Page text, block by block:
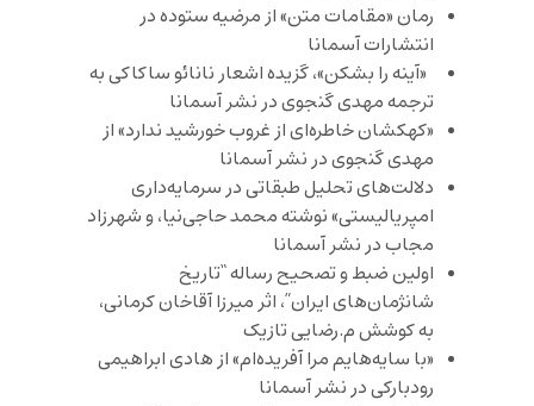
رمان «مقامات متن» از مرضیه ستوده در
انتشارات آسمانا
«آینه را بشکن»، گزیده اشعار نانائو ساکاکی به
ترجمه مهدی گنجوی در نشر آسمانا
«کهکشان خاطره‌ای از غروب خورشید ندارد» از
مهدی گنجوی در نشر آسمانا
دلالت‌های تحلیل طبقاتی در سرمایه‌داری
امپریالیستی» نوشته محمد حاجی‌نیا، و شهرزاد
مجاب در نشر آسمانا
اولین ضبط و تصحیح رساله “تاریخ
شانژمان‌های ایران”، اثر میرزا آقاخان کرمانی،
به کوشش م.رضایی تازیک
«با سایه‌هایم مرا آفریده‌ام» از هادی ابراهیمی
رودبارکی در نشر آسمانا